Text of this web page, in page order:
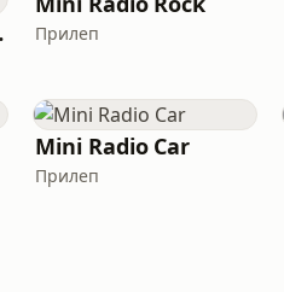
Прилеп
Mini Radio Car
Прилеп